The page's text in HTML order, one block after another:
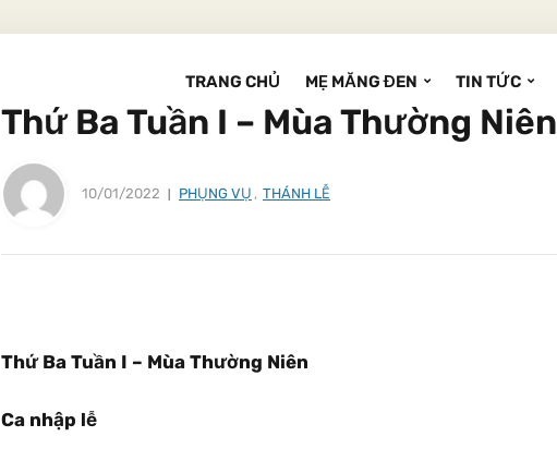
TRANG CHỦ MẸ MĂNG ĐEN TIN TỨC
Thứ Ba Tuần I – Mùa Thường Niên
10/01/2022 PHỤNG VỤ , THÁNH LỄ
Thứ Ba Tuần I – Mùa Thường Niên
Ca nhập lễ